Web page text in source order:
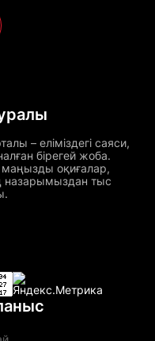
– еліміздегі саяси,
бірегей жоба.
маңызды оқиғалар,
назарымыздан тыс